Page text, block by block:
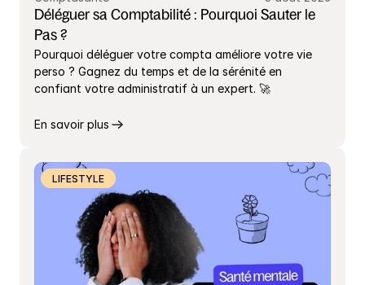
Déléguer sa Comptabilité : Pourquoi Sauter le
Pas ?
Pourquoi déléguer votre compta améliore votre vie
perso ? Gagnez du temps et de la sérénité en
confiant votre administratif à un expert. 🚀
En savoir plus
LIFESTYLE